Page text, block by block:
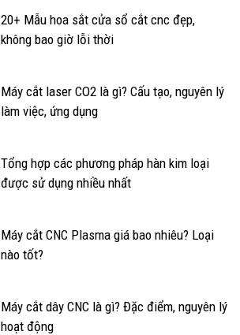
20+ Mẫu hoa sắt cửa sổ cắt cnc đẹp,
không bao giờ lỗi thời
Máy cắt laser CO2 là gì? Cấu tạo, nguyên lý
làm việc, ứng dụng
Tổng hợp các phương pháp hàn kim loại
được sử dụng nhiều nhất
Máy cắt CNC Plasma giá bao nhiêu? Loại
nào tốt?
Máy cắt dây CNC là gì? Đặc điểm, nguyên lý
hoạt động